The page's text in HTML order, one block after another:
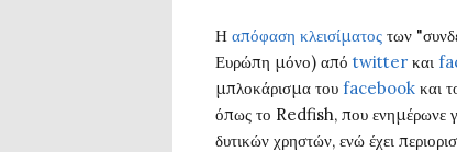
Η απόφαση κλεισίματος των
Ευρώπη μόνο) από twitter και
μπλοκάρισμα του facebook και
όπως το Redfish, που ενημέρωνε
δυτικών χρηστών, ενώ έχει